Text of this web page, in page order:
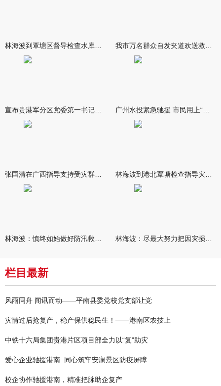
栏目最新
风雨同舟 闻讯而动——平南县委党校党支部让党
灾情过后抢复产，稳产保供稳民生！——港南区农技上
中铁十六局集团贵港片区项目部全力以“复”助灾
爱心企业驰援港南 同心筑牢安澜景区防疫屏障
校企协作驰援港南，精准把脉助企复产